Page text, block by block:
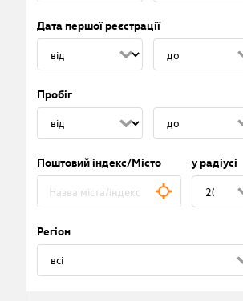
Дата першої реєстрації
Пробіг
Поштовий індекс/Місто у радіусі
Регіон